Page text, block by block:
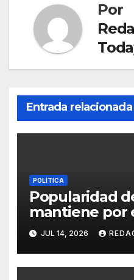
Por
Entrada relacionada
POLÍTICA
Popularidad
mantiene por
%, según
Media
JUL 14, 2026